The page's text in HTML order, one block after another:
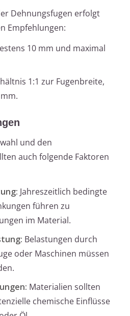
Dehnungsfugen erfolgt
Empfehlungen:
10 mm und maximal
1:1 zur Fugenbreite,
und den
auch folgende Faktoren
Jahreszeitlich bedingte
führen zu
im Material.
Belastungen durch
oder Maschinen müssen
Materialien sollten
chemische Einflüsse